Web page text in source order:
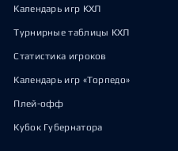
Календарь игр КХЛ
Турнирные таблицы КХЛ
Статистика игроков
Календарь игр «Торпедо»
Плей-офф
Кубок Губернатора